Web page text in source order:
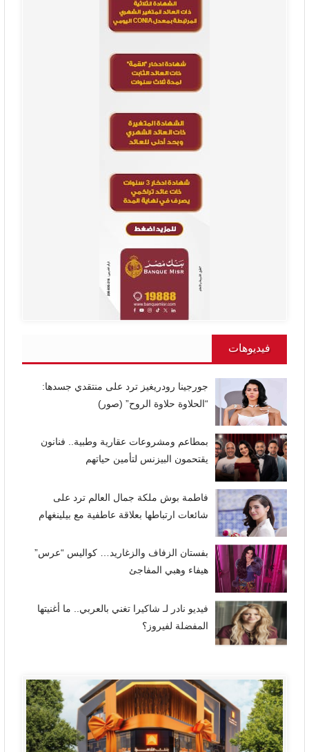
فيديوهات
جورجينا رودريغيز ترد على منتقدي جسدها:
“الحلاوة حلاوة الروح” (صور)
بمطاعم ومشروعات عقارية وطبية.. فنانون
يقتحمون البيزنس لتأمين حياتهم
فاطمة بوش ملكة جمال العالم ترد على
شائعات ارتباطها بعلاقة عاطفية مع بيلينغهام
بفستان الزفاف والزغاريد… كواليس “عرس”
هيفاء وهبي المفاجئ
فيديو نادر لـ شاكيرا تغني بالعربي.. ما أغنيتها
المفضلة لفيروز؟